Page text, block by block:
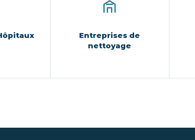
Entreprises de
nettoyage